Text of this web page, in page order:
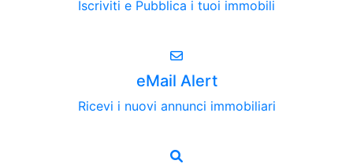
Iscriviti e Pubblica i tuoi immobili
eMail Alert
Ricevi i nuovi annunci immobiliari